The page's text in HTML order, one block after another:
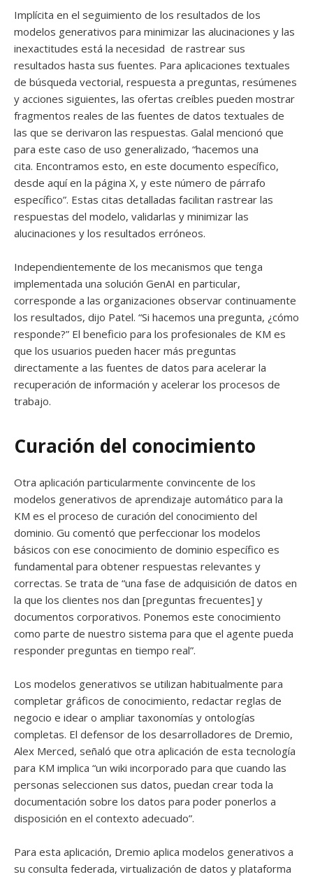
Implícita en el seguimiento de los resultados de los
modelos generativos para minimizar las alucinaciones y las
inexactitudes está la necesidad de rastrear sus
resultados hasta sus fuentes. Para aplicaciones textuales
de búsqueda vectorial, respuesta a preguntas, resúmenes
y acciones siguientes, las ofertas creíbles pueden mostrar
fragmentos reales de las fuentes de datos textuales de
las que se derivaron las respuestas. Galal mencionó que
para este caso de uso generalizado, “hacemos una
cita. Encontramos esto, en este documento específico,
desde aquí en la página X, y este número de párrafo
específico”. Estas citas detalladas facilitan rastrear las
respuestas del modelo, validarlas y minimizar las
alucinaciones y los resultados erróneos.
Independientemente de los mecanismos que tenga
implementada una solución GenAI en particular,
corresponde a las organizaciones observar continuamente
los resultados, dijo Patel. “Si hacemos una pregunta, ¿cómo
responde?” El beneficio para los profesionales de KM es
que los usuarios pueden hacer más preguntas
directamente a las fuentes de datos para acelerar la
recuperación de información y acelerar los procesos de
trabajo.
Curación del conocimiento
Otra aplicación particularmente convincente de los
modelos generativos de aprendizaje automático para la
KM es el proceso de curación del conocimiento del
dominio. Gu comentó que perfeccionar los modelos
básicos con ese conocimiento de dominio específico es
fundamental para obtener respuestas relevantes y
correctas. Se trata de “una fase de adquisición de datos en
la que los clientes nos dan [preguntas frecuentes] y
documentos corporativos. Ponemos este conocimiento
como parte de nuestro sistema para que el agente pueda
responder preguntas en tiempo real”.
Los modelos generativos se utilizan habitualmente para
completar gráficos de conocimiento, redactar reglas de
negocio e idear o ampliar taxonomías y ontologías
completas. El defensor de los desarrolladores de Dremio,
Alex Merced, señaló que otra aplicación de esta tecnología
para KM implica “un wiki incorporado para que cuando las
personas seleccionen sus datos, puedan crear toda la
documentación sobre los datos para poder ponerlos a
disposición en el contexto adecuado”.
Para esta aplicación, Dremio aplica modelos generativos a
su consulta federada, virtualización de datos y plataforma